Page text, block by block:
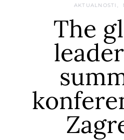
AKTUALNOSTI
The